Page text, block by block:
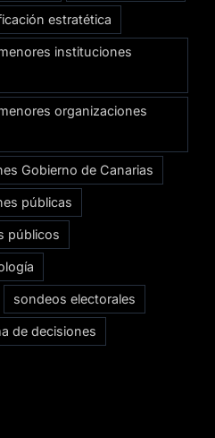
estratética
instituciones
organizaciones
Gobierno de Canarias
públicas
públicos
sondeos electorales
de decisiones